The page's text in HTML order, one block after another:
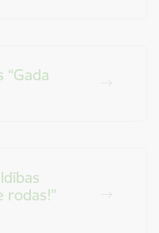
“Gada
rodas!”